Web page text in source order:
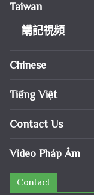
Taiwan
講記視頻
Chinese
Tiếng Việt
Contact Us
Video Pháp Âm
Contact